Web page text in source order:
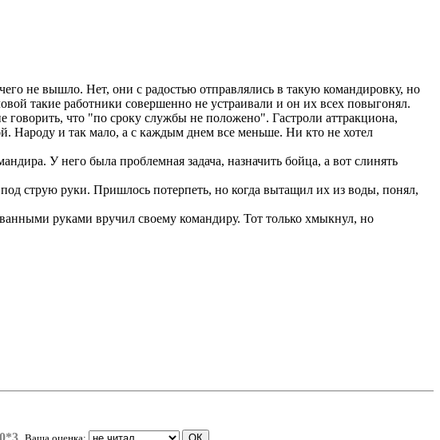
не вышло. Нет, они с радостью отправлялись в такую командировку, но
такие работники совершенно не устраивали и он их всех повыгонял.
говорить, что "по сроку службы не положено". Гастроли аттракциона,
Народу и так мало, а с каждым днем все меньше. Ни кто не хотел
У него была проблемная задача, назначить бойца, а вот слинять
струю руки. Пришлось потерпеть, но когда вытащил их из воды, понял,
руками вручил своему командиру. Тот только хмыкнул, но